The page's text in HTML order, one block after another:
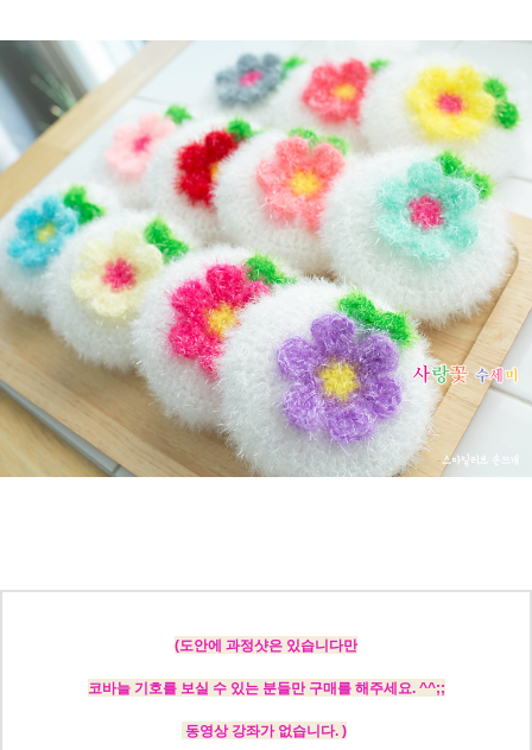
(도안에 과정샷은 있습니다만
코바늘 기호를 보실 수 있는 분들만 구매를 해주세요. ^^;;
동영상 강좌가 없습니다. )